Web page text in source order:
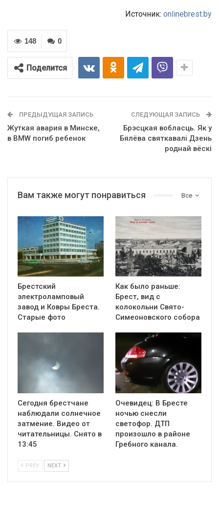
Источник: onlinebrest.by
0
148
Поделится
ПРЕДЫДУЩАЯ ЗАПИСЬ
Жуткая авария в Минске,
в BMW погиб ребенок
СЛЕДУЮЩАЯ ЗАПИСЬ
Брэсцкая вобласць. Як у
Бялёва святкавалі Дзень
роднай вёскі
Все
Вам также могут понравиться
Брестский
электроламповый
завод и Ковры Бреста.
Старые фото
Как было раньше:
Брест, вид с
колокольни Cвято-
Симеоновского собора
Сегодня брестчане
наблюдали солнечное
затмение. Видео от
читательницы. Снято в
13:45
Очевидец: В Бресте
ночью снесли
светофор. ДТП
произошло в районе
Гребного канала.
PREV NEXT